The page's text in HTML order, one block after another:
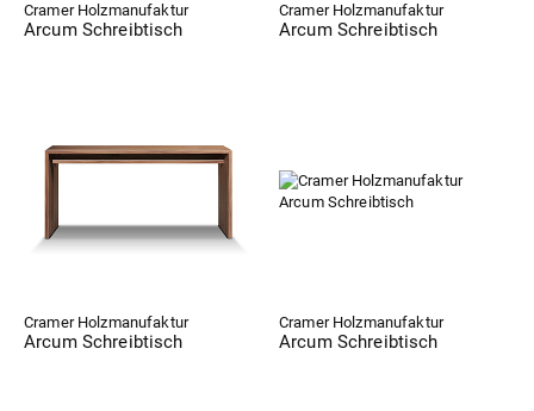
Cramer Holzmanufaktur
Arcum Schreibtisch
Cramer Holzmanufaktur
Arcum Schreibtisch
Cramer Holzmanufaktur
Arcum Schreibtisch
Cramer Holzmanufaktur
Arcum Schreibtisch